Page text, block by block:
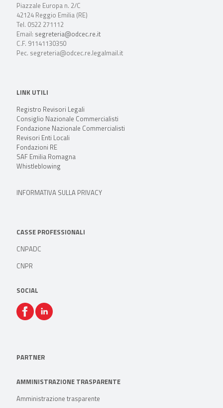
Piazzale Europa n. 2/C
42124 Reggio Emilia (RE)
Tel. 0522 271112
Email: segreteria@odcec.re.it
C.F. 91141130350
Pec. segreteria@odcec.re.legalmail.it
LINK UTILI
Registro Revisori Legali
Consiglio Nazionale Commercialisti
Fondazione Nazionale Commercialisti
Revisori Enti Locali
Fondazioni RE
SAF Emilia Romagna
Whistleblowing
INFORMATIVA SULLA PRIVACY
CASSE PROFESSIONALI
CNPADC
CNPR
SOCIAL
PARTNER
AMMINISTRAZIONE TRASPARENTE
Amministrazione trasparente